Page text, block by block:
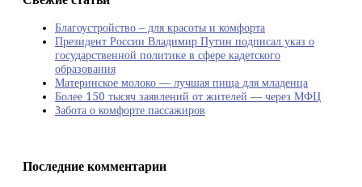
Благоустройство – для красоты и комфорта
Президент России Владимир Путин подписал указ о
государственной политике в сфере кадетского
образования
Материнское молоко — лучшая пища для младенца
Более 150 тысяч заявлений от жителей — через МФЦ
Забота о комфорте пассажиров
Последние комментарии